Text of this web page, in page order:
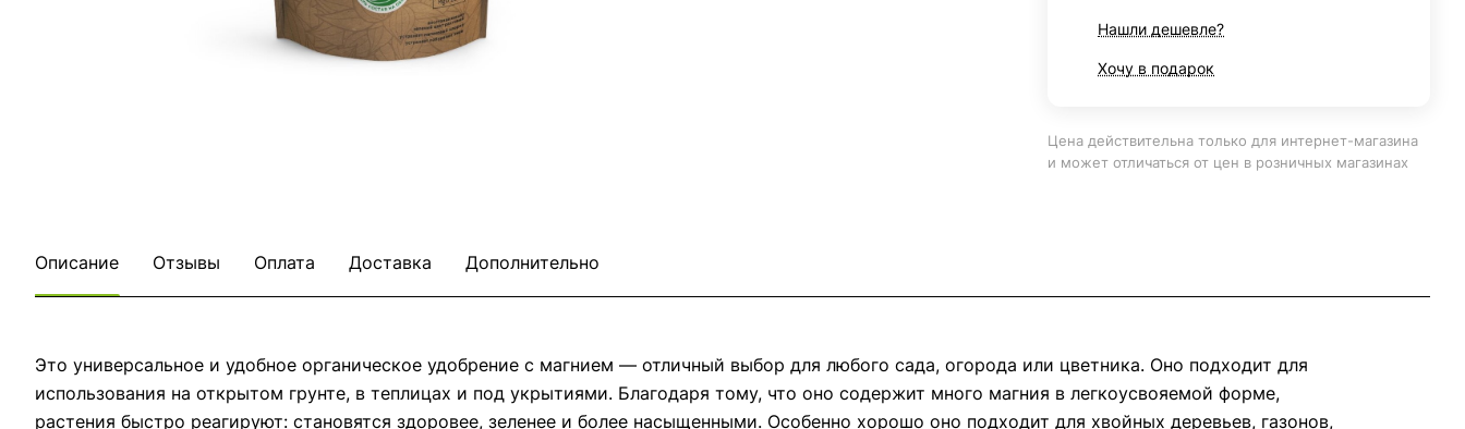
Нашли дешевле?
Хочу в подарок
Цена действительна только для интернет-магазина
и может отличаться от цен в розничных магазинах
Описание Отзывы Оплата Доставка Дополнительно
Это универсальное и удобное органическое удобрение с магнием — отличный выбор для любого сада, огорода или цветника. Оно подходит для
использования на открытом грунте, в теплицах и под укрытиями. Благодаря тому, что оно содержит много магния в легкоусвояемой форме,
растения быстро реагируют: становятся здоровее, зеленее и более насыщенными. Особенно хорошо оно подходит для хвойных деревьев, газонов,